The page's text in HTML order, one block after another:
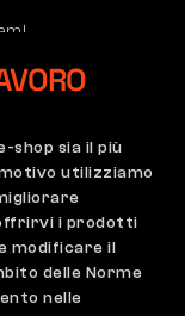
di Reclamo
shop sia il più
utilizziamo
i prodotti
modificare il
delle Norme
nelle